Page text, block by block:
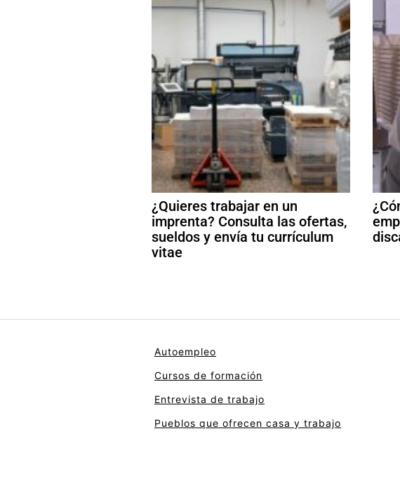
¿Quieres trabajar en un
imprenta? Consulta las ofertas,
sueldos y envía tu currículum
vitae
Autoempleo
Cursos de formación
Entrevista de trabajo
Pueblos que ofrecen casa y trabajo